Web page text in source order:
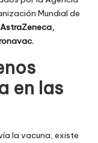
Mundial de
en las
la vacuna, existe